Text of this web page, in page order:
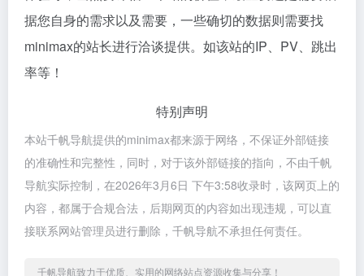
据您自身的需求以及需要，一些确切的数据则需要找
minimax的站长进行洽谈提供。如该站的IP、PV、跳出
率等！
特别声明
本站千帆导航提供的minimax都来源于网络，不保证外部链接
的准确性和完整性，同时，对于该外部链接的指向，不由千帆
导航实际控制，在2026年3月6日 下午3:58收录时，该网页上的
内容，都属于合规合法，后期网页的内容如出现违规，可以直
接联系网站管理员进行删除，千帆导航不承担任何责任。
千帆导航致力于优质、实用的网络站点资源收集与分享！